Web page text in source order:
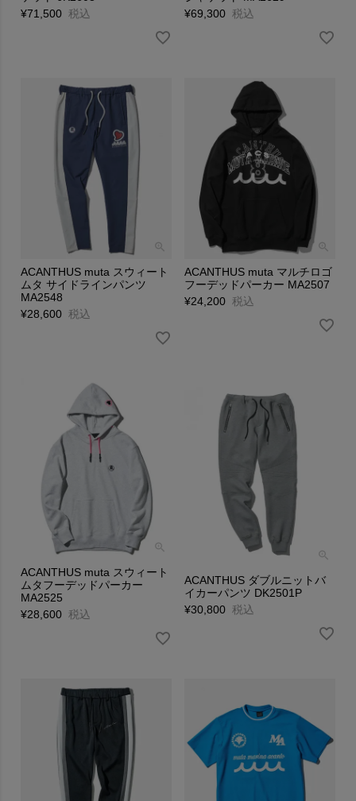
¥71,500 税込
¥69,300 税込
ACANTHUS muta スウィート
ムタ サイドラインパンツ
MA2548
¥28,600 税込
ACANTHUS muta マルチロゴ
フーデッドパーカー MA2507
¥24,200 税込
ACANTHUS muta スウィート
ムタフーデッドパーカー
MA2525
¥28,600 税込
ACANTHUS ダブルニットバ
イカーパンツ DK2501P
¥30,800 税込